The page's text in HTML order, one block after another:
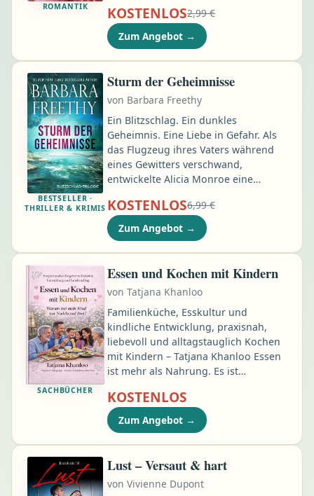
ROMANTIK
ihre Stimme jemals wiederzufinden.
Im Alltag kämpft sie mit
Selbstzweifeln und Unsicherheiten.
Die Dämonen der Vergangenheit
halten sie fest umklammert. Und
obwohl sie von der großen Liebe
träumt, glaubt sie nicht daran, sie je
selbst erleben zu dürfen …
KOSTENLOS2,99 €
Zum Angebot →
BESTSELLER ·
THRILLER & KRIMIS
Sturm der Geheimnisse
von Barbara Freethy
Ein Blitzschlag. Ein dunkles
Geheimnis. Eine Liebe in Gefahr. Als
das Flugzeug ihres Vaters während
eines Gewitters verschwand,
entwickelte Alicia Monroe eine
sie als Fotojournalistin in Miami und
jagt nachts Stürmen hinterher. In
einem Blitzlicht glaubt sie, einen Mord
zu sehen – doch am Tatort gibt es
keine Leiche, nur eine Militärmarke,
die zu einer vermissten Frau gehört.
Dort trifft sie auf Michael Cordero –
einen Mann voller Geheimnisse …
KOSTENLOS6,99 €
Zum Angebot →
SACHBÜCHER
Essen und Kochen mit Kindern
von Tatjana Khanloo
Familienküche, Esskultur und
kindliche Entwicklung, praxisnah,
liebevoll und alltagstauglich Kochen
mit Kindern – Tatjana Khanloo Essen
ist mehr als Nahrung. Es ist
Familienmomente und manchmal
auch Chaos. Dieses Buch begleitet
dich ehrlich, herzlich und
wissenschaftlich fundiert durch den
Familienalltag rund ums Essen. Als
Diplom-Pädagogin und Kita-Leiterin
weiß Tatjana Khanloo: Kinder
KOSTENLOS
Zum Angebot →
Lust – Versaut & hart
von Vivienne Dupont